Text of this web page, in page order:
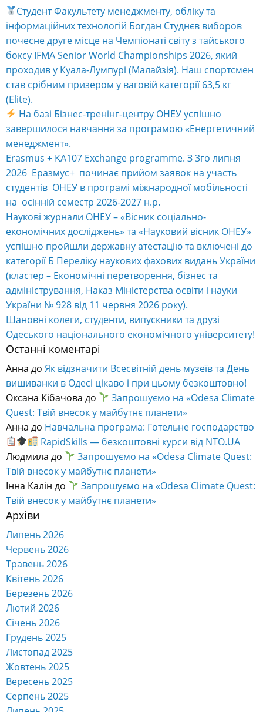
Студент Факультету менеджменту, обліку та
інформаційних технологій Богдан Студнєв виборов
почесне друге місце на Чемпіонаті світу з тайського
боксу IFMA Senior World Championships 2026, який
проходив у Куала-Лумпурі (Малайзія). Наш спортсмен
став срібним призером у ваговій категорії 63,5 кг
(Elite).
На базі Бізнес-тренінг-центру ОНЕУ успішно
завершилося навчання за програмою «Енергетичний
менеджмент».
Erasmus + KA107 Exchange programme. З 3го липня
2026 Еразмус+ починає прийом заявок на участь
студентів ОНЕУ в програмі міжнародної мобільності
на осінній семестр 2026-2027 н.р.
Наукові журнали ОНЕУ – «Вісник соціально-
економічних досліджень» та «Науковий вісник ОНЕУ»
успішно пройшли державну атестацію та включені до
категорії Б Переліку наукових фахових видань України
(кластер – Економічні перетворення, бізнес та
адміністрування, Наказ Міністерства освіти і науки
України № 928 від 11 червня 2026 року).
Шановні колеги, студенти, випускники та друзі
Одеського національного економічного університету!
Останні коментарі
Анна до Як відзначити Всесвітній день музеїв та День
вишиванки в Одесі цікаво і при цьому безкоштовно!
Оксана Кібачова до
Запрошуємо на «Odesa Climate
Quest: Твій внесок у майбутнє планети»
Анна до Навчальна програма: Готельне господарство
RapidSkills — безкоштовні курси від NTO.UA
Людмила до
Запрошуємо на «Odesa Climate Quest:
Твій внесок у майбутнє планети»
Інна Калін до
Запрошуємо на «Odesa Climate Quest:
Твій внесок у майбутнє планети»
Архіви
Липень 2026
Червень 2026
Травень 2026
Квітень 2026
Березень 2026
Лютий 2026
Січень 2026
Грудень 2025
Листопад 2025
Жовтень 2025
Вересень 2025
Серпень 2025